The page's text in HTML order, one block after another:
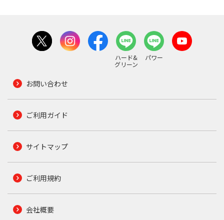
ハード&
グリーン
パワー
お問い合わせ
ご利用ガイド
サイトマップ
ご利用規約
会社概要